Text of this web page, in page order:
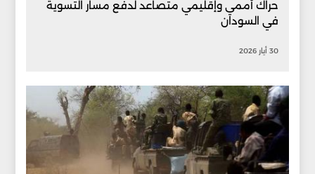
حراك أممي وإقليمي متصاعد لدفع مسار التسوية
في السودان
30 أيار 2026